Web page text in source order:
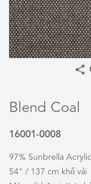
Blend Coal
16001-0008
97% Sunbrella
54" / 137 cm khổ vải